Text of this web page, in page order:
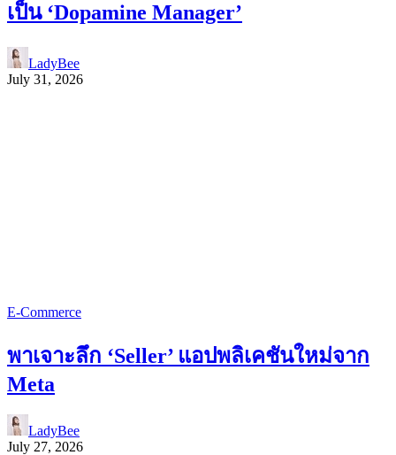
เป็น ‘Dopamine Manager’
LadyBee
July 31, 2026
E-Commerce
พาเจาะลึก ‘Seller’ แอปพลิเคชันใหม่จาก
Meta
LadyBee
July 27, 2026